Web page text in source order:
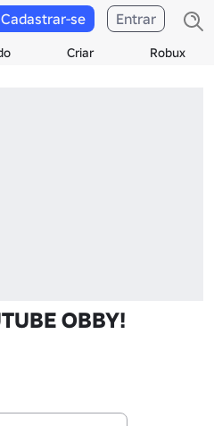
Criar Robux
Cadastrar-se Entrar
OBBY!